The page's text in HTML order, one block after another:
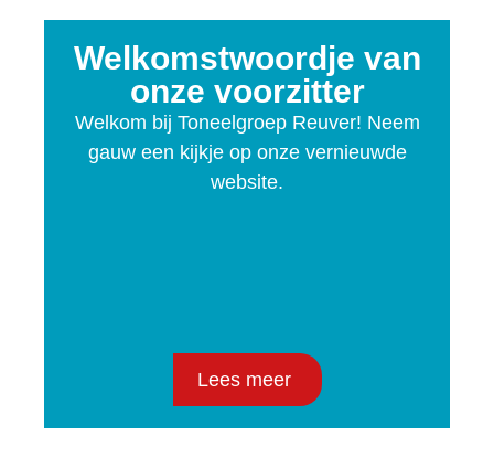
Welkomstwoordje van
onze voorzitter
Welkom bij Toneelgroep Reuver! Neem
gauw een kijkje op onze vernieuwde
website.
Lees meer